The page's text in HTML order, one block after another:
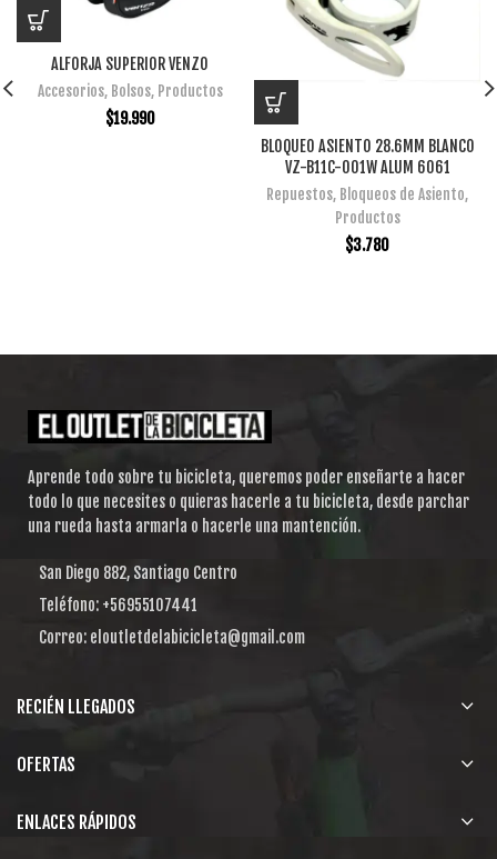
ALFORJA SUPERIOR VENZO
Accesorios, Bolsos, Productos
$19.990
BLOQUEO ASIENTO 28.6MM BLANCO
VZ-B11C-001W ALUM 6061
Repuestos, Bloqueos de Asiento,
Productos
$3.780
Aprende todo sobre tu bicicleta, queremos poder enseñarte a hacer
todo lo que necesites o quieras hacerle a tu bicicleta, desde parchar
una rueda hasta armarla o hacerle una mantención.
San Diego 882, Santiago Centro
Teléfono: +56955107441
Correo: eloutletdelabicicleta@gmail.com
RECIÉN LLEGADOS
OFERTAS
ENLACES RÁPIDOS